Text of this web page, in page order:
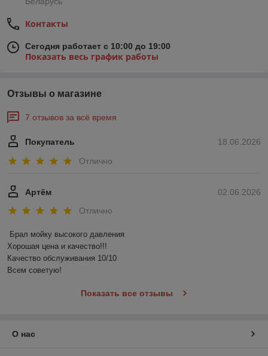
Контакты
Сегодня работает с 10:00 до 19:00
Показать весь график работы
Отзывы о магазине
7 отзывов за всё время
18.06.2026
Покупатель
Отлично
02.06.2026
Артём
Отлично
Брал мойку высокого давления
Хорошая цена и качество!!!
Качество обслуживания 10/10
Всем советую!
Показать все отзывы
О нас